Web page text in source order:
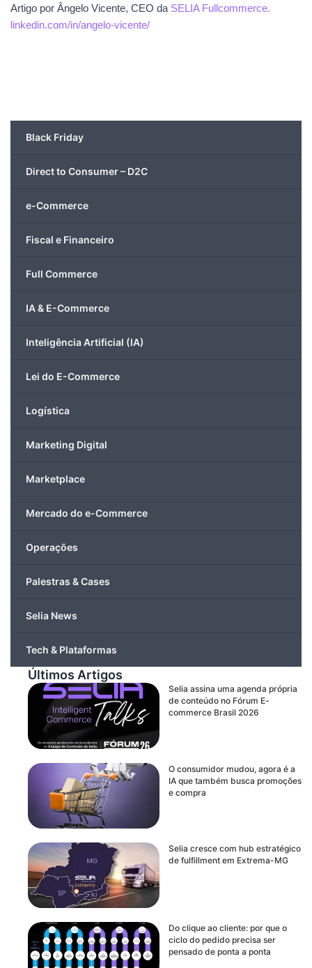
Artigo por Ângelo Vicente, CEO da SELIA Fullcommerce.
linkedin.com/in/angelo-vicente/
Black Friday
Direct to Consumer – D2C
e-Commerce
Fiscal e Financeiro
Full Commerce
IA & E-Commerce
Inteligência Artificial (IA)
Lei do E-Commerce
Logística
Marketing Digital
Marketplace
Mercado do e-Commerce
Operações
Palestras & Cases
Selia News
Tech & Plataformas
Últimos Artigos
Selia assina uma agenda própria
de conteúdo no Fórum E-
commerce Brasil 2026
O consumidor mudou, agora é a
IA que também busca promoções
e compra
Selia cresce com hub estratégico
de fulfillment em Extrema-MG
Do clique ao cliente: por que o
ciclo do pedido precisa ser
pensado de ponta a ponta